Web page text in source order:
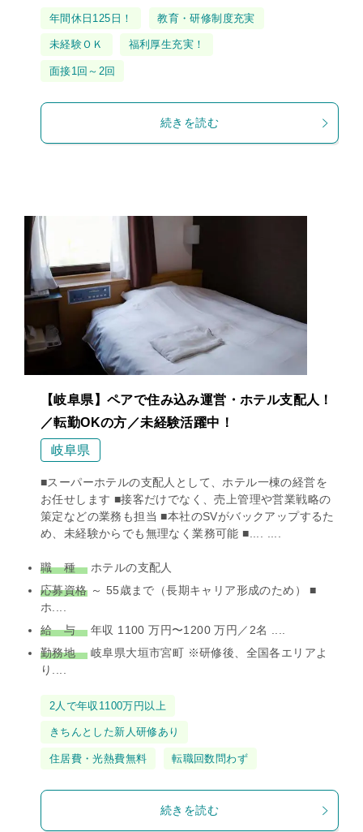
タ年間休日125日！ 教育・研修制度充実
未経験ＯＫ 福利厚生充実！
面接1回～2回
続きを読む
【岐阜県】ペアで住み込み運営・ホテル支配人！
／転勤OKの方／未経験活躍中！
岐阜県
■スーパーホテルの支配人として、ホテル一棟の経営を
お任せします ■接客だけでなく、売上管理や営業戦略の
策定などの業務も担当 ■本社のSVがバックアップするた
め、未経験からでも無理なく業務可能 ■.... ....
職 種ホテルの支配人
応募資格～ 55歳まで（長期キャリア形成のため） ■
ホ....
給 与年収 1100 万円〜1200 万円／2名 ....
勤務地岐阜県大垣市宮町 ※研修後、全国各エリアよ
り....
タ2人で年収1100万円以上
きちんとした新人研修あり
住居費・光熱費無料 転職回数問わず
続きを読む